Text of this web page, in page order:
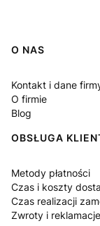
Linki w
O NAS
Kontakt i dane
O firmie
Blog
OBSŁUGA
Metody płatności
Czas i koszty
Czas realizacji
Zwroty i reklamacje